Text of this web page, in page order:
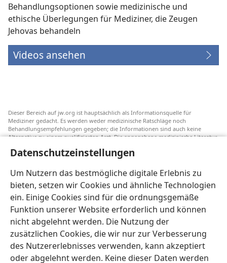
Datenschutzeinstellungen
Um Nutzern das bestmögliche digitale Erlebnis zu
bieten, setzen wir Cookies und ähnliche Technologien
ein. Einige Cookies sind für die ordnungsgemäße
Funktion unserer Website erforderlich und können
nicht abgelehnt werden. Die Nutzung der
zusätzlichen Cookies, die wir nur zur Verbesserung
des Nutzererlebnisses verwenden, kann akzeptiert
oder abgelehnt werden. Keine dieser Daten werden
Behandlungsoptionen sowie medizinische und
ethische Überlegungen für Mediziner, die Zeugen
Jehovas behandeln
Videos ansehen
Dieser Bereich auf jw.org ist hauptsächlich als Informationsquelle für
Mediziner gedacht. Es werden weder medizinische Ratschläge noch
Behandlungsempfehlungen gegeben; die Informationen sind auch keine
Alternative zu einem qualifizierten Arzt. Die angegebene medizinische Literatur
Transfusionsalternativen hin, die in Erwägung gezogen werden können. Jeder
Mediziner steht selbst in der Pflicht, seinen Informationsstand aktuell zu
halten, verschiedene Behandlungsmethoden abzuwägen und Patienten dabei
zu helfen, eine Behandlung entsprechend ihrer Gesundheit und gemäß ihren
Wünschen, Vorstellungen und Überzeugungen zu wählen. Nicht alle
aufgeführten Strategien sind für alle Patienten angemessen und akzeptabel.
An Patienten: Wenden Sie sich in Gesundheitsfragen immer an einen Arzt.
Die Nutzung dieser Website unterliegt denNutzungsbedingungen